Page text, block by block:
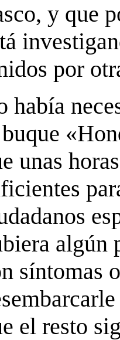
y que
por
había
unas
algún
síntomas
el resto